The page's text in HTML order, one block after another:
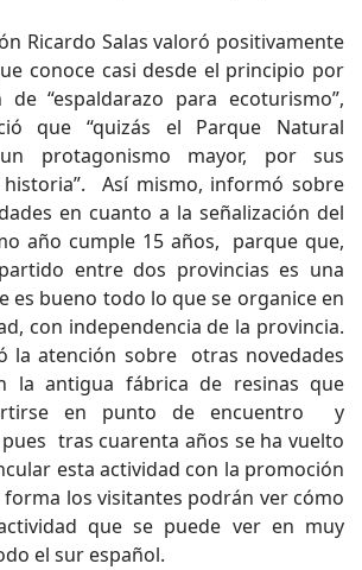
Ricardo Salas valoró positivamente
conoce casi desde el principio por
“espaldarazo para ecoturismo”,
que “quizás el Parque Natural
protagonismo mayor, por sus
historia”. Así mismo, informó sobre
en cuanto a la señalización del
año cumple 15 años, parque que,
entre dos provincias es una
es bueno todo lo que se organice en
con independencia de la provincia.
la atención sobre otras novedades
la antigua fábrica de resinas que
en punto de encuentro y
tras cuarenta años se ha vuelto
esta actividad con la promoción
los visitantes podrán ver cómo
que se puede ver en muy
el sur español.